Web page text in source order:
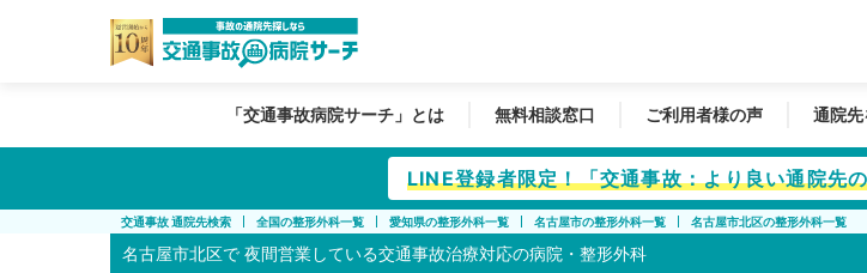
「交通事故病院サーチ」とは 無料相談窓口 ご利用者様の声 通院
LINE登録者限定！「交通事故：より良い通院先
交通事故 通院先検索 全国の整形外科一覧 愛知県の整形外科一覧 名古屋市の整形外科一覧 名古屋市北区の整形外科一覧
名古屋市北区で 夜間営業している交通事故治療対応の病院・整形外科